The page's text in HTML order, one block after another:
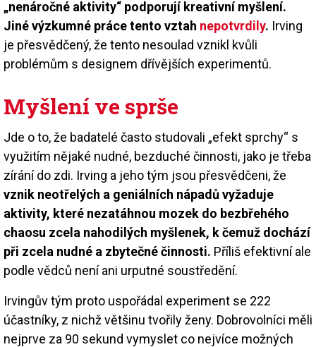
„nenáročné aktivity“ podporují kreativní myšlení.
Jiné výzkumné práce tento vztah nepotvrdily. Irving
je přesvědčený, že tento nesoulad vznikl kvůli
problémům s designem dřívějších experimentů.
Myšlení ve sprše
Jde o to, že badatelé často studovali „efekt sprchy“ s
využitím nějaké nudné, bezduché činnosti, jako je třeba
zírání do zdi. Irving a jeho tým jsou přesvědčeni, že
vznik neotřelých a geniálních nápadů vyžaduje
aktivity, které nezatáhnou mozek do bezbřehého
chaosu zcela nahodilých myšlenek, k čemuž dochází
při zcela nudné a zbytečné činnosti. Příliš efektivní ale
podle vědců není ani urputné soustředění.
Irvingův tým proto uspořádal experiment se 222
účastníky, z nichž většinu tvořily ženy. Dobrovolníci měli
nejprve za 90 sekund vymyslet co nejvíce možných